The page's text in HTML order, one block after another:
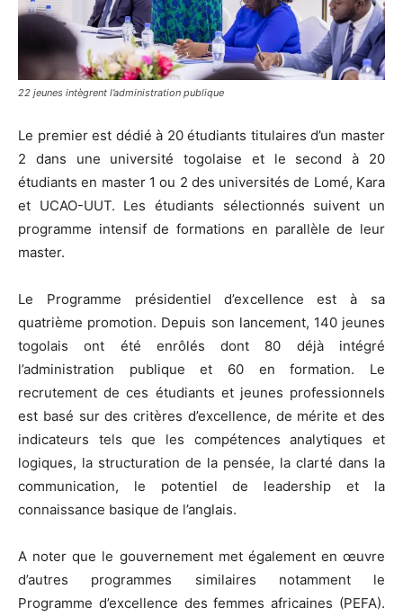
22 jeunes intègrent l’administration publique
Le premier est dédié à 20 étudiants titulaires d’un master
2 dans une université togolaise et le second à 20
étudiants en master 1 ou 2 des universités de Lomé, Kara
et UCAO-UUT. Les étudiants sélectionnés suivent un
programme intensif de formations en parallèle de leur
master.
Le Programme présidentiel d’excellence est à sa
quatrième promotion. Depuis son lancement, 140 jeunes
togolais ont été enrôlés dont 80 déjà intégré
l’administration publique et 60 en formation. Le
recrutement de ces étudiants et jeunes professionnels
est basé sur des critères d’excellence, de mérite et des
indicateurs tels que les compétences analytiques et
logiques, la structuration de la pensée, la clarté dans la
communication, le potentiel de leadership et la
connaissance basique de l’anglais.
A noter que le gouvernement met également en œuvre
d’autres programmes similaires notamment le
Programme d’excellence des femmes africaines (PEFA).